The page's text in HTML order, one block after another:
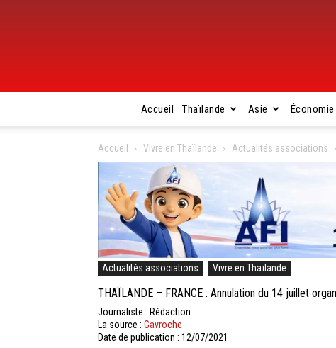
Accueil Thaïlande Asie Économie
Accueil Vivre en Thaïlande Actualités associations
Actualités associations Vivre en Thaïlande
THAÏLANDE – FRANCE : Annulation du 14 juillet
Journaliste : Rédaction
La source : Gavroche
Date de publication : 12/07/2021